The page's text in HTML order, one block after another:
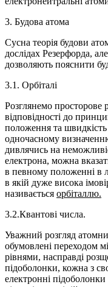
3. Будова атома
Сусна теорія будови
дослідах Резерфорда,
дозволяють пояснити
3.1. Орбіталі
Розглянемо просторове
відповідності до
положення та
одночасному
дивлячись на
електрона, можна
в певному положенні в
в якій дуже висока
називається орбіталлю.
3.2.Квантові числа.
Уважний розгляд
обумовлені переходом
рівнями, насправді
підоболонки, кожна з
електронні